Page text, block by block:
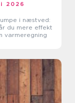
2026
i næstved:
du mere effekt
varmeregning